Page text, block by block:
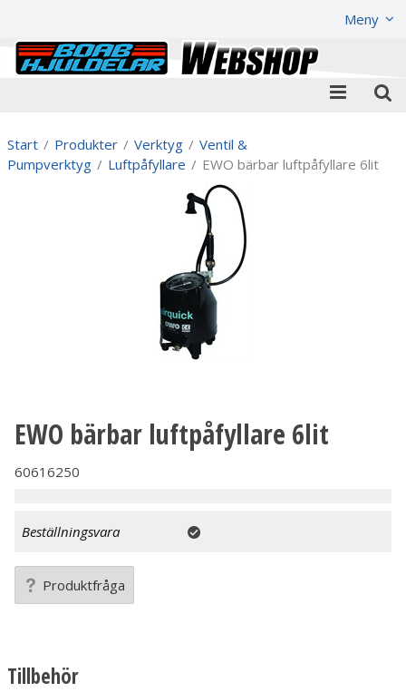
Meny
Start / Produkter / Verktyg / Ventil &
Pumpverktyg / Luftpåfyllare / EWO bärbar luftpåfyllare 6lit
EWO bärbar luftpåfyllare 6lit
60616250
Beställningsvara
Produktfråga
Tillbehör